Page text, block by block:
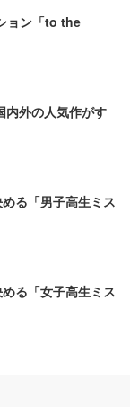
ョン「to the
内外の人気作がす
る「男子高生ミス
る「女子高生ミス